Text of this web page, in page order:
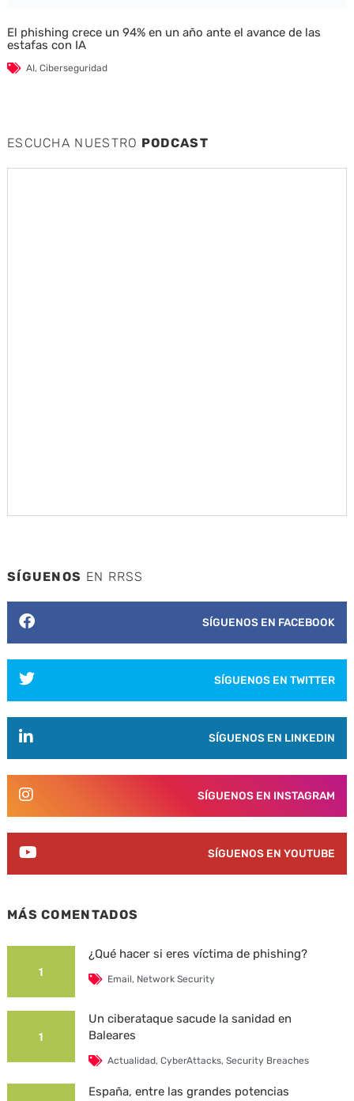
El phishing crece un 94% en un año ante el avance de las
estafas con IA
AI, Ciberseguridad
ESCUCHA NUESTRO PODCAST
SÍGUENOS EN RRSS
SÍGUENOS EN FACEBOOK
SÍGUENOS EN TWITTER
SÍGUENOS EN LINKEDIN
SÍGUENOS EN INSTAGRAM
SÍGUENOS EN YOUTUBE
MÁS COMENTADOS
1
¿Qué hacer si eres víctima de phishing?
Email, Network Security
1
Un ciberataque sacude la sanidad en
Baleares
Actualidad,CyberAttacks,Security Breaches
España, entre las grandes potencias